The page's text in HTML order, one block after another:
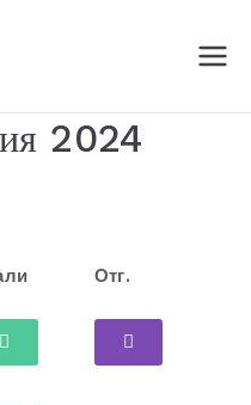
ПО ХИМИЯ
2024
Отг.